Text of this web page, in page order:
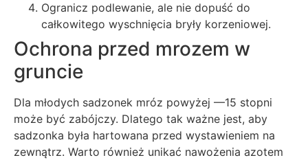
Ogranicz podlewanie, ale nie dopuść do
całkowitego wyschnięcia bryły korzeniowej.
Ochrona przed mrozem w
gruncie
Dla młodych sadzonek mróz powyżej —15 stopni
może być zabójczy. Dlatego tak ważne jest, aby
sadzonka była hartowana przed wystawieniem na
zewnątrz. Warto również unikać nawożenia azotem